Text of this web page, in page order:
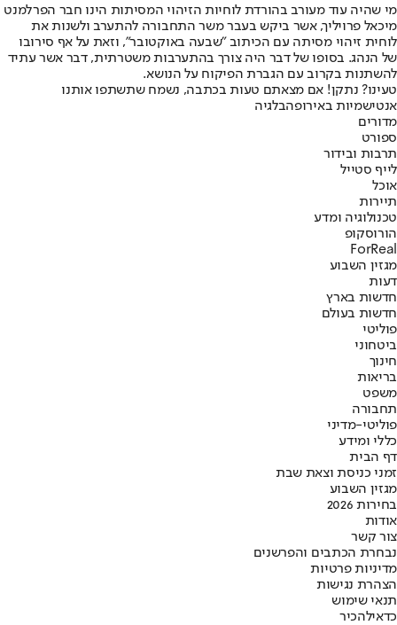
מי שהיה עוד מעורב בהורדת לוחיות הזיהוי המסיתות הינו חבר הפרלמנט
מיכאל פרויליך, אשר ביקש בעבר משר התחבורה להתערב ולשנות את
לוחית זיהוי מסיתה עם הכיתוב "שבעה באוקטובר", וזאת על אף סירובו
של הנהג. בסופו של דבר היה צורך בהתערבות משטרתית, דבר אשר עתיד
להשתנות בקרוב עם הגברת הפיקוח על הנושא.
טעינו? נתקן! אם מצאתם טעות בכתבה, נשמח שתשתפו אותנו
אנטישמיות באירופהבלגיה
מדורים
ספורט
תרבות ובידור
לייף סטייל
אוכל
תיירות
טכנולוגיה ומדע
הורוסקופ
ForReal
מגזין השבוע
דעות
חדשות בארץ
חדשות בעולם
פוליטי
ביטחוני
חינוך
בריאות
משפט
תחבורה
פוליטי-מדיני
כללי ומידע
דף הבית
זמני כניסת וצאת שבת
מגזין השבוע
בחירות 2026
אודות
צור קשר
נבחרת הכתבים והפרשנים
מדיניות פרטיות
הצהרת נגישות
תנאי שימוש
כדאילהכיר